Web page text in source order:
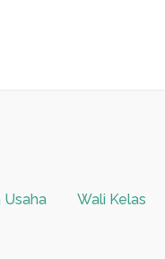
Usaha Wali Kelas